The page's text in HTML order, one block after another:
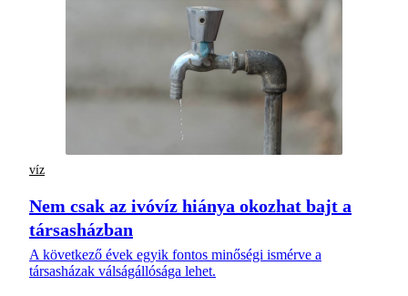
víz
Nem csak az ivóvíz hiánya okozhat bajt a
társasházban
A következő évek egyik fontos minőségi ismérve a
társasházak válságállósága lehet.